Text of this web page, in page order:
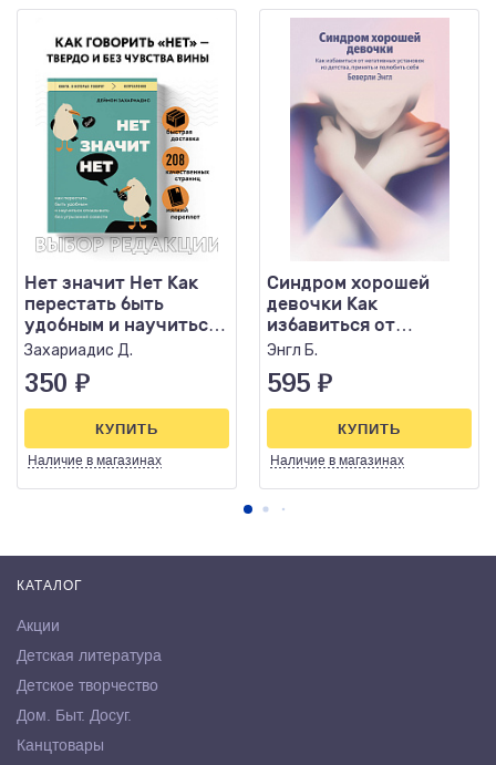
Нет значит Нет Как
перестать быть
удобным и научиться
говорить "нет" без
Захариадис Д.
350 ₽
Наличие в магазинах
КУПИТЬ
Синдром хорошей
девочки Как
избавиться от
негативных
детства..
Энгл Б.
595 ₽
Наличие в магазинах
КУПИТЬ
КАТАЛОГ
Акции
Детская литература
Детское творчество
Дом. Быт. Досуг.
Канцтовары